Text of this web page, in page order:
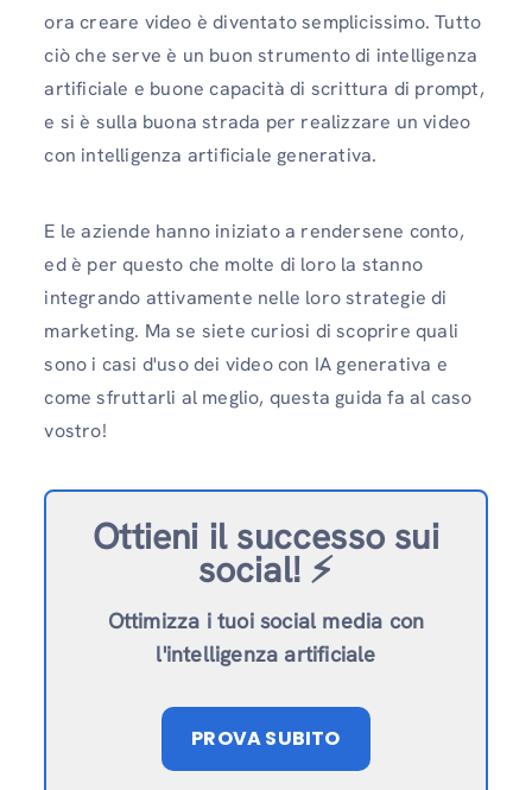
ora creare video è diventato semplicissimo. Tutto
ciò che serve è un buon strumento di intelligenza
artificiale e buone capacità di scrittura di prompt,
e si è sulla buona strada per realizzare un video
con intelligenza artificiale generativa.
E le aziende hanno iniziato a rendersene conto,
ed è per questo che molte di loro la stanno
integrando attivamente nelle loro strategie di
marketing. Ma se siete curiosi di scoprire quali
sono i casi d'uso dei video con IA generativa e
come sfruttarli al meglio, questa guida fa al caso
vostro!
Ottieni il successo sui
social! ⚡️
Ottimizza i tuoi social media con
l'intelligenza artificiale
PROVA SUBITO